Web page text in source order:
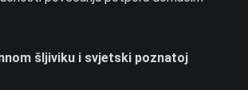
šljiviku i svjetski poznatoj